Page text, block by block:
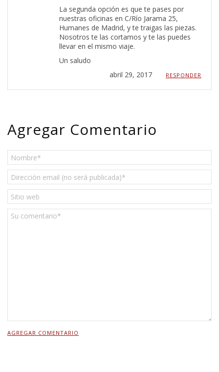
La segunda opción es que te pases por
nuestras oficinas en C/Río Jarama 25,
Humanes de Madrid, y te traigas las piezas.
Nosotros te las cortamos y te las puedes
llevar en el mismo viaje.
Un saludo
RESPONDER
abril 29, 2017
Agregar Comentario